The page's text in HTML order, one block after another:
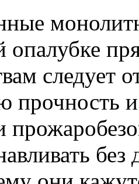
опалубке
следует
и